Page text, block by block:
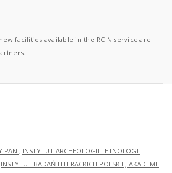
facilities available in the RCIN service are
PAN ; INSTYTUT ARCHEOLOGII I ETNOLOGII
INSTYTUT BADAŃ LITERACKICH POLSKIEJ AKADEMII